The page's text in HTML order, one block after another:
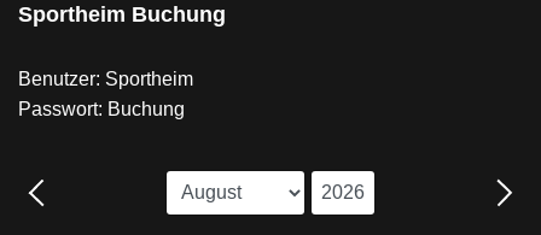
Sportheim Buchung
Benutzer: Sportheim
Passwort: Buchung